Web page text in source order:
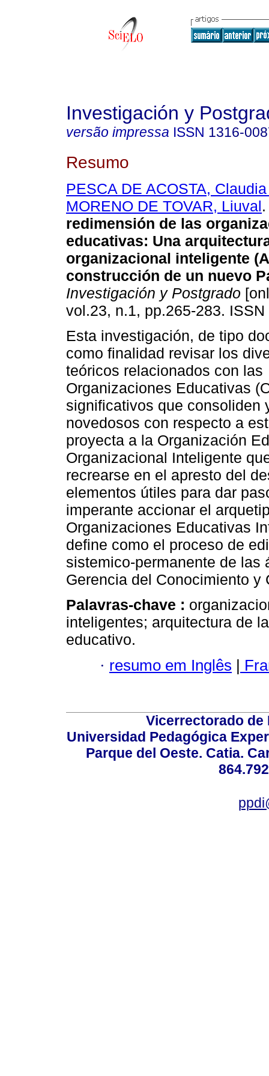
Investigación y
versão impressa ISSN 1316-
Resumo
PESCA DE ACOSTA,
MORENO DE TOVAR, Liuval.
redimensión de las
educativas: Una
organizacional inteligente
construcción de un nuevo
Investigación y Postgrado
vol.23, n.1, pp.265-283.
Esta investigación, de tipo
como finalidad revisar los
teóricos relacionados con las
Organizaciones Educativas
significativos que consoliden
novedosos con respecto a
proyecta a la Organización
Organizacional Inteligente
recrearse en el apresto del
elementos útiles para dar
imperante accionar el
Organizaciones Educativas
define como el proceso de
sistemico-permanente de las
Gerencia del Conocimiento
Palavras-chave :
inteligentes; arquitectura de
educativo.
· resumo em Inglês |
Vicerrectorado
Universidad Pedagógica
Parque del Oeste. Catia.